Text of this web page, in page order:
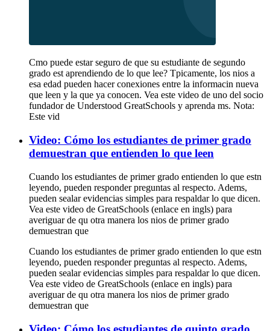
Cmo puede estar seguro de que su estudiante de segundo
grado est aprendiendo de lo que lee? Tpicamente, los nios a
esa edad pueden hacer conexiones entre la informacin nueva
que leen y la que ya conocen. Vea este video de uno del socio
fundador de Understood GreatSchools y aprenda ms. Nota:
Este vid
Video: Cómo los estudiantes de primer grado
demuestran que entienden lo que leen
Cuando los estudiantes de primer grado entienden lo que estn
leyendo, pueden responder preguntas al respecto. Adems,
pueden sealar evidencias simples para respaldar lo que dicen.
Vea este video de GreatSchools (enlace en ingls) para
averiguar de qu otra manera los nios de primer grado
demuestran que
Cuando los estudiantes de primer grado entienden lo que estn
leyendo, pueden responder preguntas al respecto. Adems,
pueden sealar evidencias simples para respaldar lo que dicen.
Vea este video de GreatSchools (enlace en ingls) para
averiguar de qu otra manera los nios de primer grado
demuestran que